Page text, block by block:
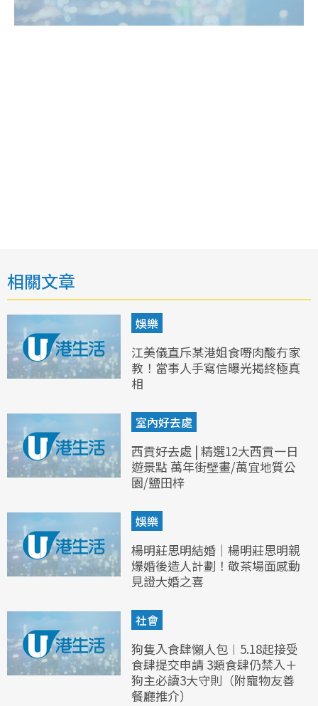
相關文章
娛樂
江美儀直斥某港姐食嘢肉酸冇家
教！當事人手寫信曝光揭終極真
相
室內好去處
西貢好去處 | 精選12大西貢一日
遊景點 萬年街壁畫/萬宜地質公
園/鹽田梓
娛樂
楊明莊思明結婚｜楊明莊思明親
爆婚後造人計劃！敬茶場面感動
見證大婚之喜
社會
狗隻入食肆懶人包︱5.18起接受
食肆提交申請 3類食肆仍禁入＋
狗主必讀3大守則（附寵物友善
餐廳推介）